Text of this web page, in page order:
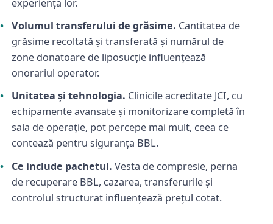
experiența lor.
Volumul transferului de grăsime. Cantitatea de
grăsime recoltată și transferată și numărul de
zone donatoare de liposucție influențează
onorariul operator.
Unitatea și tehnologia. Clinicile acreditate JCI, cu
echipamente avansate și monitorizare completă în
sala de operație, pot percepe mai mult, ceea ce
contează pentru siguranța BBL.
Ce include pachetul. Vesta de compresie, perna
de recuperare BBL, cazarea, transferurile și
controlul structurat influențează prețul cotat.